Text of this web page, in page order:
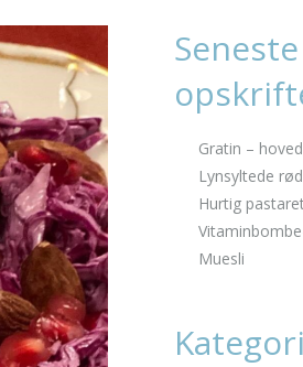
Seneste
Gratin –
Lynsyltede
Hurtig
Muesli